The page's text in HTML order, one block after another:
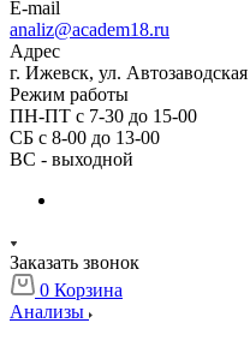
E-mail
analiz@academ18.ru
Адрес
г. Ижевск, ул.
Режим работы
ПН-ПТ с 7-30 до 15-00
СБ с 8-00 до 13-00
ВС - выходной
Заказать звонок
0 Корзина
Анализы